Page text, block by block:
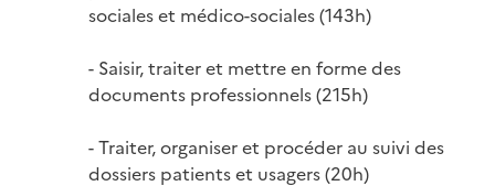
sociales et médico-sociales (143h)
- Saisir, traiter et mettre en forme des
documents professionnels (215h)
- Traiter, organiser et procéder au suivi des
dossiers patients et usagers (20h)